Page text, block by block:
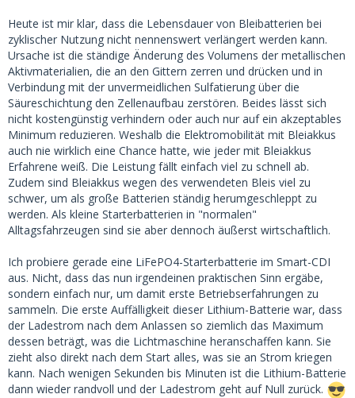
Heute ist mir klar, dass die Lebensdauer von Bleibatterien bei
zyklischer Nutzung nicht nennenswert verlängert werden kann.
Ursache ist die ständige Änderung des Volumens der metallischen
Aktivmaterialien, die an den Gittern zerren und drücken und in
Verbindung mit der unvermeidlichen Sulfatierung über die
Säureschichtung den Zellenaufbau zerstören. Beides lässt sich
nicht kostengünstig verhindern oder auch nur auf ein akzeptables
Minimum reduzieren. Weshalb die Elektromobilität mit Bleiakkus
auch nie wirklich eine Chance hatte, wie jeder mit Bleiakkus
Erfahrene weiß. Die Leistung fällt einfach viel zu schnell ab.
Zudem sind Bleiakkus wegen des verwendeten Bleis viel zu
schwer, um als große Batterien ständig herumgeschleppt zu
werden. Als kleine Starterbatterien in "normalen"
Alltagsfahrzeugen sind sie aber dennoch äußerst wirtschaftlich.
Ich probiere gerade eine LiFePO4-Starterbatterie im Smart-CDI
aus. Nicht, dass das nun irgendeinen praktischen Sinn ergäbe,
sondern einfach nur, um damit erste Betriebserfahrungen zu
sammeln. Die erste Auffälligkeit dieser Lithium-Batterie war, dass
der Ladestrom nach dem Anlassen so ziemlich das Maximum
dessen beträgt, was die Lichtmaschine heranschaffen kann. Sie
zieht also direkt nach dem Start alles, was sie an Strom kriegen
kann. Nach wenigen Sekunden bis Minuten ist die Lithium-Batterie
dann wieder randvoll und der Ladestrom geht auf Null zurück.